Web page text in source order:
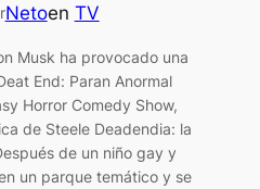
Netoen TV
Musk ha provocado una
End: Paran Anormal
Horror Comedy Show,
de Steele Deadendia: la
de un niño gay y
un parque temático y se